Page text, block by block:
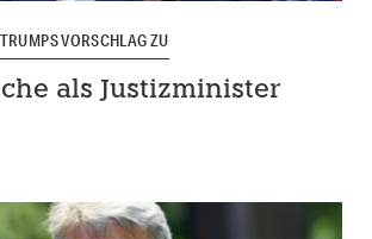
VORSCHLAG ZU
als Justizminister